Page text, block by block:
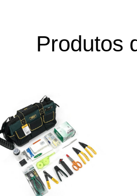
Produtos